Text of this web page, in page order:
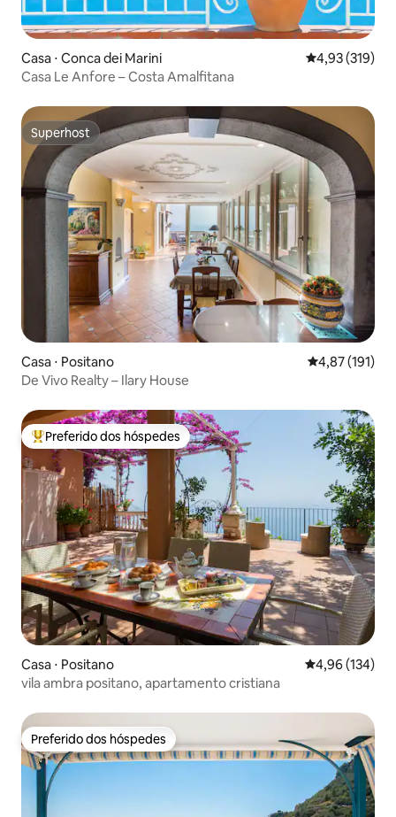
Casa ⋅ Conca dei Marini 4,93 de uma
4,93 (319)
Casa Le Anfore – Costa Amalfitana
Superhost
Superhost
Casa ⋅ Positano 4,87 de uma
4,87 (191)
De Vivo Realty – Ilary House
Entre os melhores preferidos dos hóspedes
Preferido dos hóspedes
Casa ⋅ Positano 4,96 de uma
4,96 (134)
vila ambra positano, apartamento cristiana
Preferido dos hóspedes
Preferido dos hóspedes